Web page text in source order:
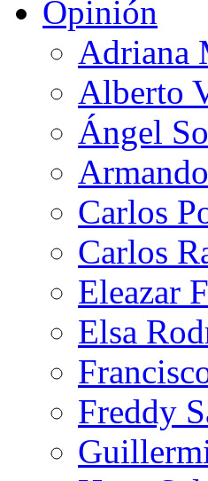
Opinión
Adriana
Alberto
Ángel
Carlos
Carlos
Eleazar
Elsa
Freddy